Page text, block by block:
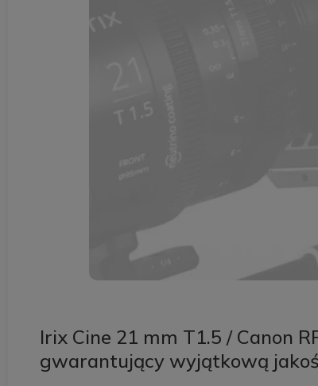
Irix Cine 21 mm T1.5 / Canon
gwarantujący wyjątkową